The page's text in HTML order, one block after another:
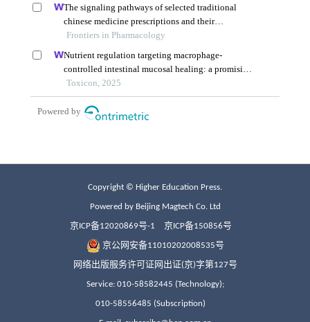
Copyright © Higher Education Press.
Powered by Beijing Magtech Co. Ltd
京ICP备12020869号-1 京ICP备150856号
京公网安备11010202008535号
网络出版服务许可证网出证(京)字第127号
Service: 010-58582445 (Technology);
010-58556485 (Subscription)